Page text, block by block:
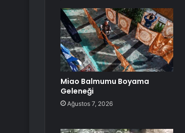
Miao Balmumu Boyama
Geleneği
Ağustos 7, 2026